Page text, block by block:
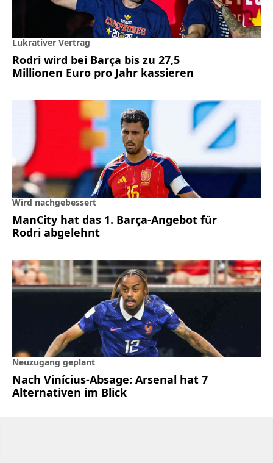
Lukrativer Vertrag
Rodri wird bei Barça bis zu 27,5
Millionen Euro pro Jahr kassieren
Wird nachgebessert
ManCity hat das 1. Barça-Angebot für
Rodri abgelehnt
Neuzugang geplant
Nach Vinícius-Absage: Arsenal hat 7
Alternativen im Blick